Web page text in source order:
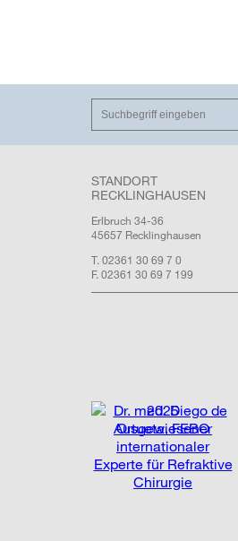
SUCHEN
STANDORT
RECKLINGHAUSEN
Erlbruch 34-36
45657 Recklinghausen
T. 02361 30 69 7 0
F. 02361 30 69 7 199
2025
Ausgewiesener
internationaler
Experte für Refraktive
Chirurgie